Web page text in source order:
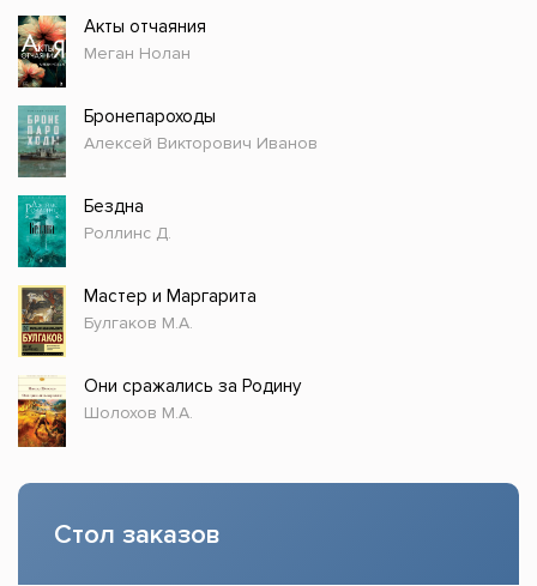
Акты отчаяния
Меган Нолан
Бронепароходы
Алексей Викторович Иванов
Бездна
Роллинс Д.
Мастер и Маргарита
Булгаков М.А.
Они сражались за Родину
Шолохов М.А.
Стол заказов